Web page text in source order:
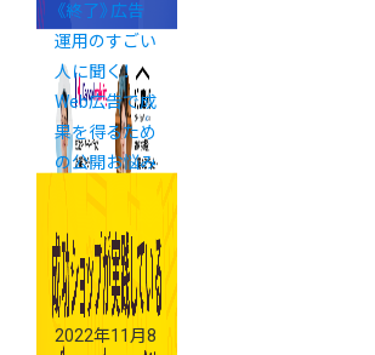
《終了》広告
運用のすごい
人に聞く！
Web広告で成
果を得るため
の公開お悩み
2022年11月8